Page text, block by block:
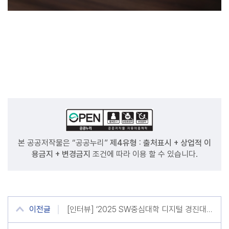
본 공공저작물은 “공공누리” 제4유형 : 출처표시 + 상업적 이
용금지 + 변경금지 조건에 따라 이용 할 수 있습니다.
이전글 [인터뷰] ‘2025 SW중심대학 디지털 경진대회’ 대상 한국기술교육대 ‘말벗팀’